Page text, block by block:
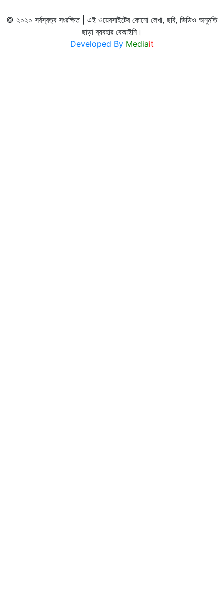
© ২০২০ সর্বস্বত্ব সংরক্ষিত | এই ওয়েবসাইটের কোনো লেখা, ছবি, ভিডিও অনুমতি
ছাড়া ব্যবহার বেআইনি।
Developed By Mediait